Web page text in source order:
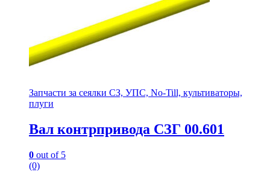
Запчасти за сеялки СЗ, УПС, No-Till, культиваторы,
плуги
Вал контрпривода СЗГ 00.601
0 out of 5
(0)